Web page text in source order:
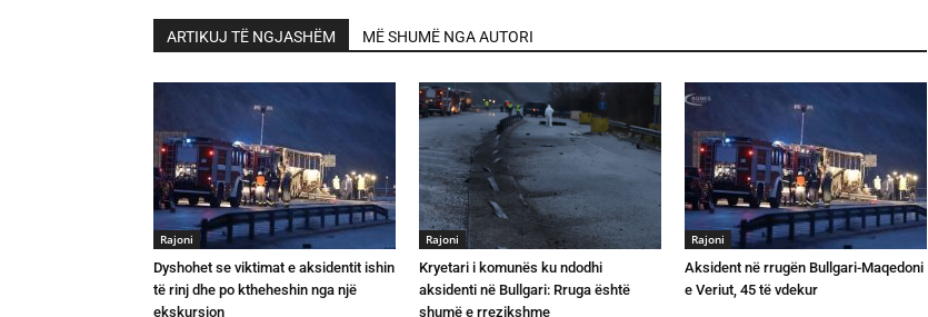
ARTIKUJ TË NGJASHËM MË SHUMË NGA AUTORI
Rajoni
Dyshohet se viktimat e aksidentit ishin
të rinj dhe po ktheheshin nga një
ekskursion
Rajoni
Kryetari i komunës ku ndodhi
aksidenti në Bullgari: Rruga është
shumë e rrezikshme
Rajoni
Aksident në rrugën Bullgari-Maqedoni
e Veriut, 45 të vdekur